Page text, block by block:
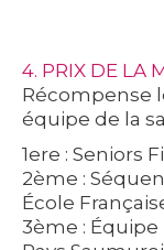
4. PRIX DE LA
Récompense
équipe de la
1ere : Seniors
2ème :
École
3ème :